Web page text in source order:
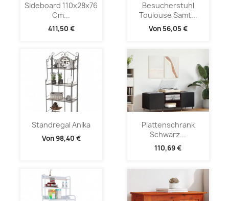
Sideboard 110x28x76
Cm...
411,50 €
Besucherstuhl
Toulouse Samt...
Von 56,05 €
Standregal Anika
Von98,40 €
Plattenschrank
Schwarz...
110,69 €